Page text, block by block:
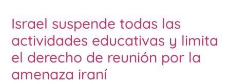
Israel suspende todas las
actividades educativas y limita
el derecho de reunión por la
amenaza iraní